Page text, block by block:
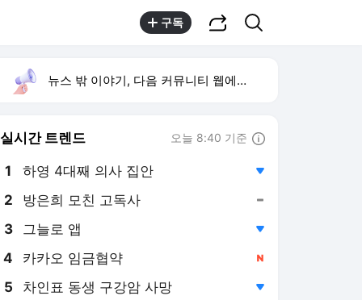
구독
뉴스 밖 이야기, 다음 커뮤니티 웹에서 보기
실시간 트렌드 오늘 8:40 기준
1 하영 4대째 의사 집안
2 방은희 모친 고독사
3 그늘로 앱
4 카카오 임금협약
5 차인표 동생 구강암 사망